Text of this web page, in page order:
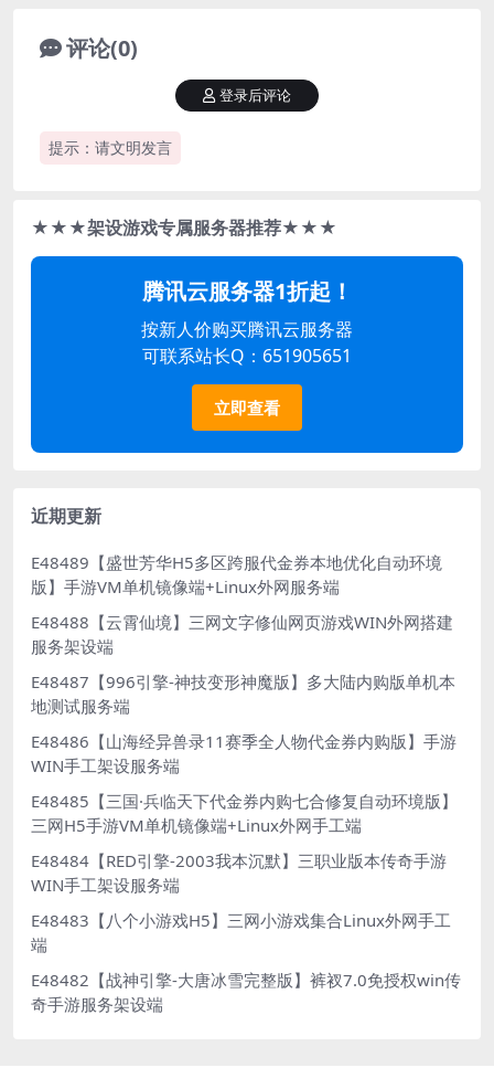
评论(0)
提示：请文明发言
登录后评论
★★★架设游戏专属服务器推荐★★★
腾讯云服务器1折起！
按新人价购买腾讯云服务器
可联系站长Q：651905651
立即查看
近期更新
E48489【盛世芳华H5多区跨服代金券本地优化自动环境
版】手游VM单机镜像端+Linux外网服务端
E48488【云霄仙境】三网文字修仙网页游戏WIN外网搭建
服务架设端
E48487【996引擎-神技变形神魔版】多大陆内购版单机本
地测试服务端
E48486【山海经异兽录11赛季全人物代金券内购版】手游
WIN手工架设服务端
E48485【三国·兵临天下代金券内购七合修复自动环境版】
三网H5手游VM单机镜像端+Linux外网手工端
E48484【RED引擎-2003我本沉默】三职业版本传奇手游
WIN手工架设服务端
E48483【八个小游戏H5】三网小游戏集合Linux外网手工
端
E48482【战神引擎-大唐冰雪完整版】裤衩7.0免授权win传
奇手游服务架设端